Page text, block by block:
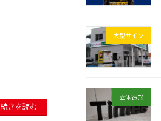
続きを読む
大型サイン
立体造形